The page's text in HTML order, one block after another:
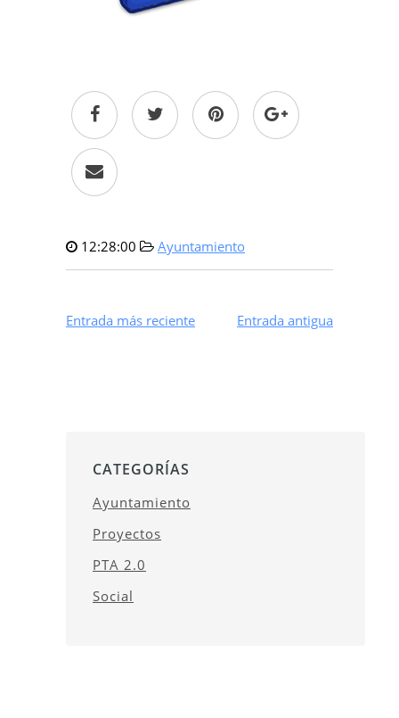
12:28:00 Ayuntamiento
Entrada más reciente Entrada antigua
CATEGORÍAS
Ayuntamiento
Proyectos
PTA 2.0
Social